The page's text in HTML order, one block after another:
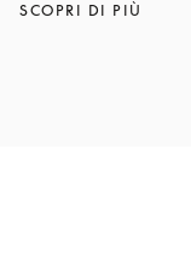
SCOPRI DI PIÙ